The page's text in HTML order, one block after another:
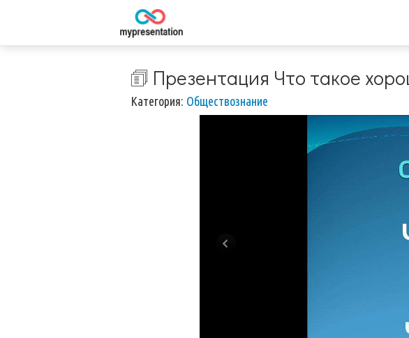
🗊 Презентация Что такое
Категория: Обществознание